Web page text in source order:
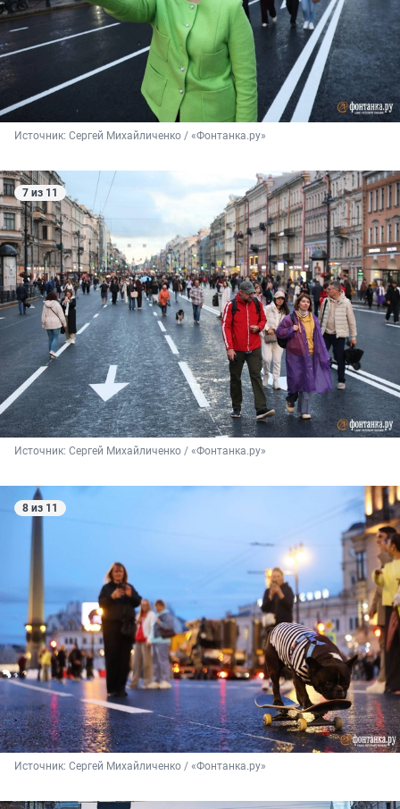
Источник: Сергей Михайличенко / «Фонтанка.ру»
7 из 11
Источник: Сергей Михайличенко / «Фонтанка.ру»
8 из 11
Источник: Сергей Михайличенко / «Фонтанка.ру»